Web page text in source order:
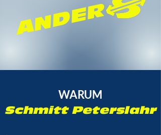
ANDER
WARUM
Schmitt Peterslahr